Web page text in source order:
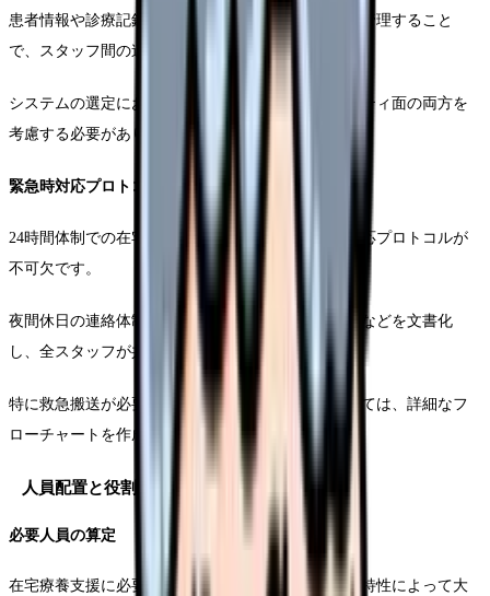
患者情報や診療記録、訪問スケジュールなどを一元管理すること
で、スタッフ間の連携がスムーズになります。
システムの選定においては、使いやすさとセキュリティ面の両方を
考慮する必要があります。
緊急時対応プロトコルの整備
24時間体制での在宅療養支援には、明確な緊急時対応プロトコルが
不可欠です。
夜間休日の連絡体制、緊急時の判断基準、対応手順などを文書化
し、全スタッフが共有できる状態にします。
特に救急搬送が必要な場合の判断基準と手順については、詳細なフ
ローチャートを作成しておくことが重要です。
人員配置と役割分担
必要人員の算定
在宅療養支援に必要な人員数は、対象患者数や地域特性によって大